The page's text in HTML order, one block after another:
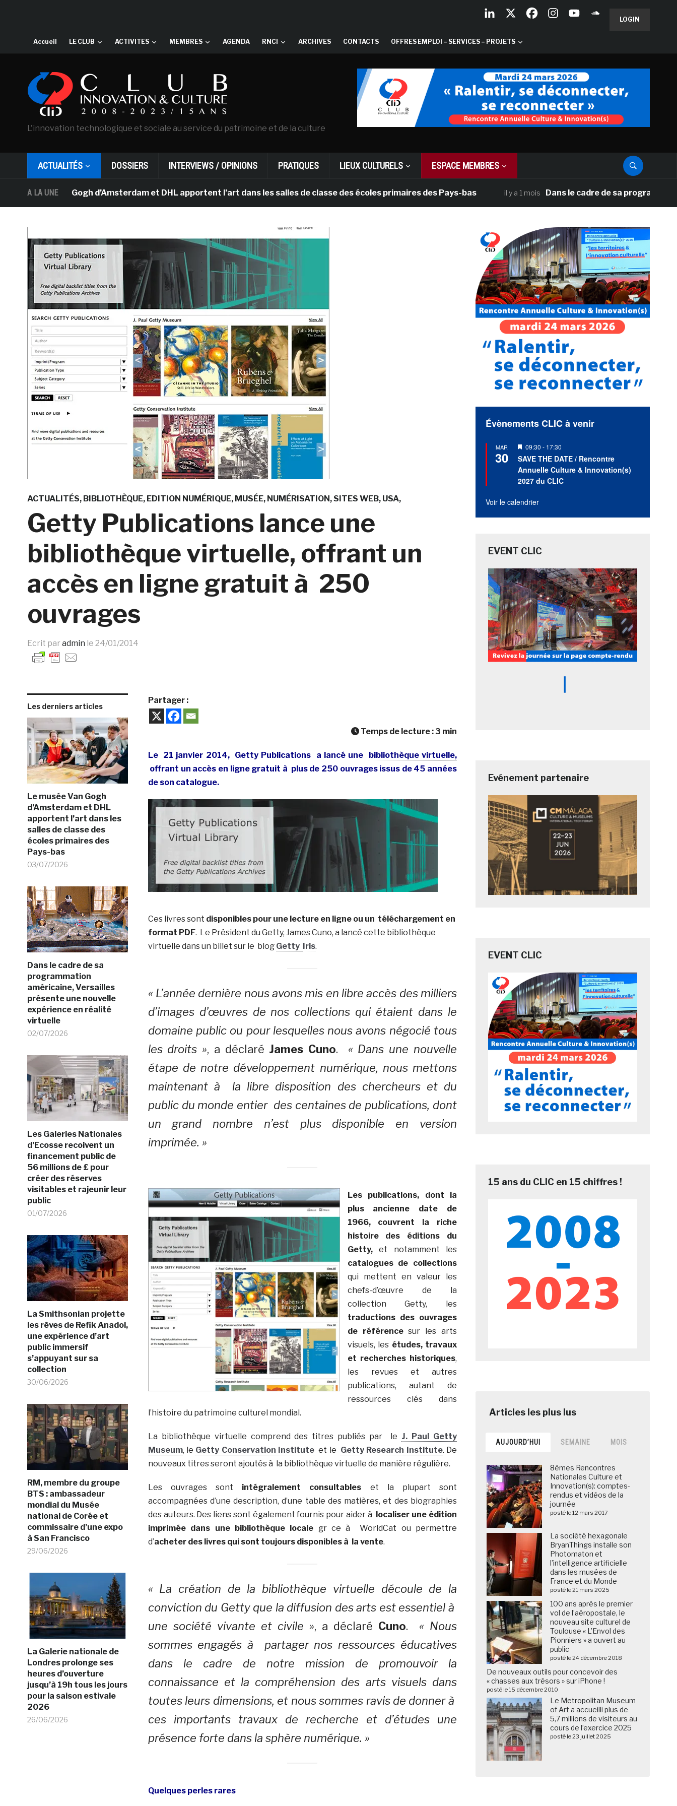
LOGIN
Accueil LE CLUB ACTIVITES MEMBRES AGENDA RNCI ARCHIVES CONTACTS OFFRES EMPLOI – SERVICES – PROJETS
L'innovation technologique et sociale au service du patrimoine et de la culture
ACTUALITÉS DOSSIERS INTERVIEWS / OPINIONS PRATIQUES LIEUX CULTURELS ESPACE MEMBRES
A LA UNE
Van Gogh d’Amsterdam et DHL apportent l’art dans les salles de classe des écoles primaires des Pays-bas il y a 1 mois Dans le cadre de sa programmation
ACTUALITÉS BIBLIOTHÈQUE EDITION NUMÉRIQUE MUSÉE NUMÉRISATION SITES WEB USA
Getty Publications lance une
bibliothèque virtuelle, offrant un
accès en ligne gratuit à 250
ouvrages
Ecrit par admin le 24/01/2014
Les derniers articles
Le musée Van Gogh
d’Amsterdam et DHL
apportent l’art dans les
salles de classe des
écoles primaires des
Pays-bas
03/07/2026
Dans le cadre de sa
programmation
américaine, Versailles
présente une nouvelle
expérience en réalité
virtuelle
02/07/2026
Les Galeries Nationales
d’Ecosse recoivent un
financement public de
56 millions de £ pour
créer des réserves
visitables et rajeunir leur
public
01/07/2026
La Smithsonian projette
les rêves de Refik Anadol,
une expérience d’art
public immersif
s’appuyant sur sa
collection
30/06/2026
RM, membre du groupe
BTS : ambassadeur
mondial du Musée
national de Corée et
commissaire d’une expo
à San Francisco
29/06/2026
La Galerie nationale de
Londres prolonge ses
heures d’ouverture
jusqu’à 19h tous les jours
pour la saison estivale
2026
26/06/2026
Partager :
Temps de lecture : 3 min
Le 21 janvier 2014, Getty Publications a lancé une bibliothèque virtuelle,
offrant un accès en ligne gratuit à plus de 250 ouvrages issus de 45 années
de son catalogue.
Ces livres sont disponibles pour une lecture en ligne ou un téléchargement en
format PDF. Le Président du Getty, James Cuno, a lancé cette bibliothèque
virtuelle dans un billet sur le blog Getty Iris.
« L’année dernière nous avons mis en libre accès des milliers
d’images d’œuvres de nos collections qui étaient dans le
domaine public ou pour lesquelles nous avons négocié tous
les droits », a déclaré James Cuno. « Dans une nouvelle
étape de notre développement numérique, nous mettons
maintenant à la libre disposition des chercheurs et du
public du monde entier des centaines de publications, dont
un grand nombre n’est plus disponible en version
imprimée. »
Les publications, dont la
plus ancienne date de
1966, couvrent la riche
histoire des éditions du
Getty,et notamment les
catalogues de collections
qui mettent en valeur les
chefs-d’œuvre de la
collection Getty, les
traductions des ouvrages
de référencesur les arts
visuels, les études, travaux
et recherches historiques,
les revues et autres
publications, autant de
ressources clés dans
l’histoire du patrimoine culturel mondial.
La bibliothèque virtuelle comprend des titres publiés par le J. Paul Getty
Museum, le Getty Conservation Instituteet le Getty Research Institute. De
nouveaux titres seront ajoutés à la bibliothèque virtuelle de manière régulière.
Les ouvrages sont intégralement consultables et la plupart sont
accompagnées d’une description, d’une table des matières, et des biographies
des auteurs. Des liens sont également fournis pour aider à localiser une édition
imprimée dans une bibliothèque locale gr ce à WorldCat ou permettre
d’acheter des livres qui sont toujours disponibles à la vente.
« La création de la bibliothèque virtuelle découle de la
conviction du Getty que la diffusion des arts est essentiel à
une société vivante et civile », a déclaré Cuno. « Nous
sommes engagés à partager nos ressources éducatives
dans le cadre de notre mission de promouvoir la
connaissance et la compréhension des arts visuels dans
toutes leurs dimensions, et nous sommes ravis de donner à
ces importants travaux de recherche et d’études une
présence forte dans la sphère numérique. »
Quelques perles rares
Évènements CLIC à venir
MAR
30
Mis
en
avant
09:30 - 17:30
SAVE THE DATE / Rencontre
Annuelle Culture & Innovation(s)
2027 du CLIC
Voir le calendrier
EVENT CLIC
Evénement partenaire
EVENT CLIC
15 ans du CLIC en 15 chiffres !
AUJOURD’HUI SEMAINE MOIS
8èmes Rencontres
Nationales Culture et
Innovation(s): comptes-
rendus et vidéos de la
journée
posté le 12 mars 2017
La société hexagonale
BryanThings installe son
Photomaton et
l’intelligence artificielle
dans les musées de
France et du Monde
posté le 21 mars 2025
100 ans après le premier
vol de l’aéropostale, le
nouveau site culturel de
Toulouse « L’Envol des
Pionniers » a ouvert au
public
posté le 24 décembre 2018
De nouveaux outils pour concevoir des
« chasses aux trésors » sur iPhone !
posté le 15 décembre 2010
Le Metropolitan Museum
of Art a accueilli plus de
5,7 millions de visiteurs au
cours de l’exercice 2025
posté le 23 juillet 2025